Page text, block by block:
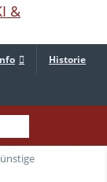
Historie